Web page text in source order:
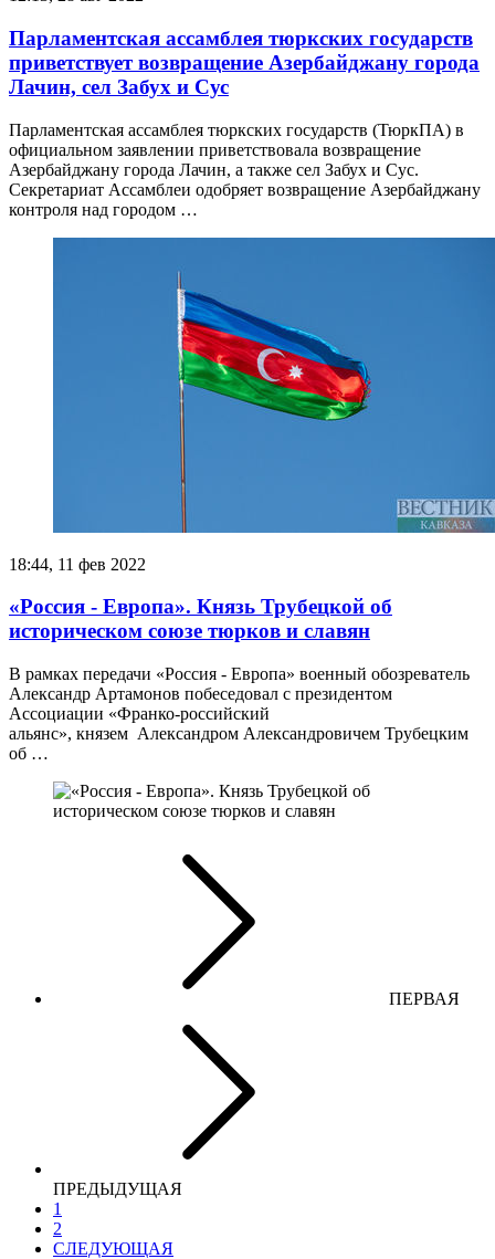
Парламентская ассамблея тюркских государств
приветствует возвращение Азербайджану города
Лачин, сел Забух и Сус
Парламентская ассамблея тюркских государств (ТюркПА) в
официальном заявлении приветствовала возвращение
Азербайджану города Лачин, а также сел Забух и Сус.
Секретариат Ассамблеи одобряет возвращение Азербайджану
контроля над городом …
18:44, 11 фев 2022
«Россия - Европа». Князь Трубецкой об
историческом союзе тюрков и славян
В рамках передачи «Россия - Европа» военный обозреватель
Александр Артамонов побеседовал с президентом
Ассоциации «Франко-российский
альянс», князем Александром Александровичем Трубецким
об …
ПЕРВАЯ
ПРЕДЫДУЩАЯ
1
2
СЛЕДУЮЩАЯ